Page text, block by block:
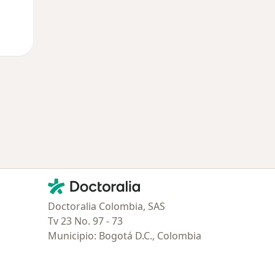
Contacto
Doctoralia - Página de inicio
Doctoralia Colombia, SAS
Tv 23 No. 97 - 73
Municipio: Bogotá D.C., Colombia